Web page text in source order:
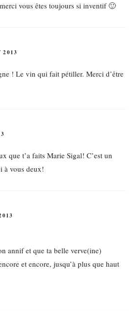
vous êtes toujours si inventif 🙂
2013
! Le vin qui fait pétiller. Merci d’être
que t’a faits Marie Sigal! C’est un
à vous deux!
annif et que ta belle verve(ine)
et encore, jusqu’à plus que haut